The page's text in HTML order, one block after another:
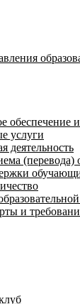
обеспечение
услуги
деятельность
и